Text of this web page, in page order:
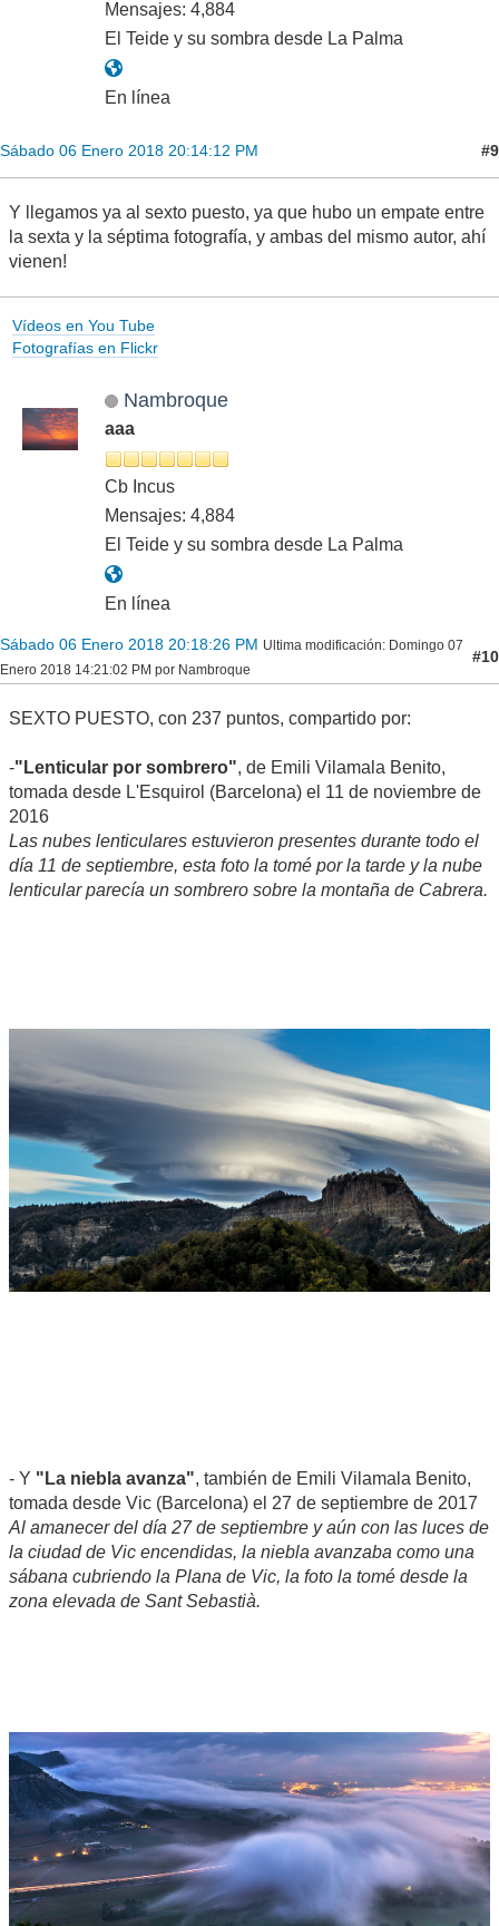
Mensajes: 4,884
El Teide y su sombra desde La Palma
En línea
Sábado 06 Enero 2018 20:14:12 PM #9
Y llegamos ya al sexto puesto, ya que hubo un empate entre
la sexta y la séptima fotografía, y ambas del mismo autor, ahí
vienen!
Vídeos en You Tube
Fotografías en Flickr
Nambroque
aaa
Cb Incus
Mensajes: 4,884
El Teide y su sombra desde La Palma
En línea
Sábado 06 Enero 2018 20:18:26 PM Ultima modificación: Domingo 07
Enero 2018 14:21:02 PM por Nambroque
#10
SEXTO PUESTO, con 237 puntos, compartido por:
-"Lenticular por sombrero", de Emili Vilamala Benito,
tomada desde L'Esquirol (Barcelona) el 11 de noviembre de
2016
Las nubes lenticulares estuvieron presentes durante todo el
día 11 de septiembre, esta foto la tomé por la tarde y la nube
lenticular parecía un sombrero sobre la montaña de Cabrera.
- Y "La niebla avanza", también de Emili Vilamala Benito,
tomada desde Vic (Barcelona) el 27 de septiembre de 2017
Al amanecer del día 27 de septiembre y aún con las luces de
la ciudad de Vic encendidas, la niebla avanzaba como una
sábana cubriendo la Plana de Vic, la foto la tomé desde la
zona elevada de Sant Sebastià.